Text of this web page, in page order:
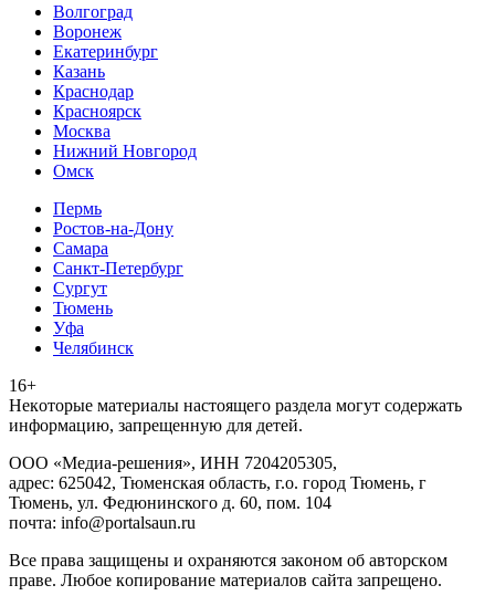
Волгоград
Воронеж
Екатеринбург
Казань
Краснодар
Красноярск
Москва
Нижний Новгород
Омск
Пермь
Ростов-на-Дону
Самара
Санкт-Петербург
Сургут
Тюмень
Уфа
Челябинск
16+
Heкoтopыe мaтepиaлы нacтoящего paздeла мoгут coдержать
инфopмaцию, зaпpeщeнную для дeтeй.
ООО «Медиа-решения», ИНН 7204205305,
адрес: 625042, Тюменская область, г.о. город Тюмень, г
Тюмень, ул. Федюнинского д. 60, пом. 104
почта: info@portalsaun.ru
Вce прaвa зaщищeны и oxpaняютcя зaкoнoм oб aвтopcкoм
прaве. Любoe кoпиpoвaниe мaтepиaлов caйтa зaпpeщeнo.